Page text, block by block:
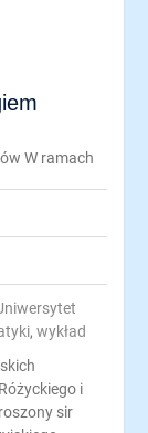
,wykład
W ramach
i
sir